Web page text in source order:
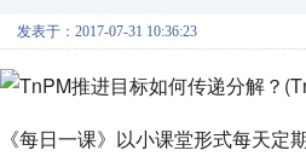
发表于：2017-07-31 10:36:23
《每日一课》以小课堂形式每天